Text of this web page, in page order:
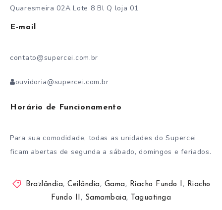
Quaresmeira 02A Lote 8 Bl Q loja 01
E-mail
contato@supercei.com.br
ouvidoria@supercei.com.br
Horário de Funcionamento
Para sua comodidade, todas as unidades do Supercei
ficam abertas de segunda a sábado, domingos e feriados.
Brazlândia, Ceilândia , Gama , Riacho Fundo I , Riacho
Fundo II , Samambaia, Taguatinga